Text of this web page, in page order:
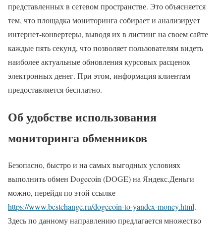
представленных в сетевом пространстве. Это объясняется
тем, что площадка мониторинга собирает и анализирует
интернет-конвертеры, выводя их в листинг на своем сайте
каждые пять секунд, что позволяет пользователям видеть
наиболее актуальные обновления курсовых расценок
электронных денег. При этом, информация клиентам
предоставляется бесплатно.
Об удобстве использования
мониторинга обменников
Безопасно, быстро и на самых выгодных условиях
выполнить обмен Dogecoin (DOGE) на Яндекс.Деньги
можно, перейдя по этой ссылке
https://www.bestchange.ru/dogecoin-to-yandex-money.html.
Здесь по данному направлению предлагается множество